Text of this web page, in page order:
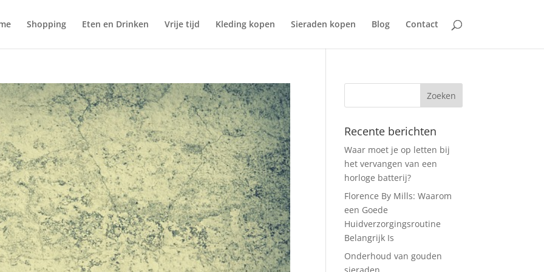
Shopping Eten en Drinken Vrije tijd Kleding kopen Sieraden kopen Blog Contact
Recente berichten
Waar moet je op letten bij
het vervangen van een
horloge batterij?
Florence By Mills: Waarom
een Goede
Huidverzorgingsroutine
Belangrijk Is
Onderhoud van gouden